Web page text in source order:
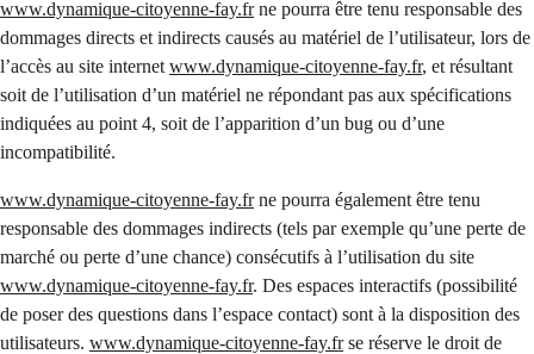
www.dynamique-citoyenne-fay.frne pourra être tenu responsable des
dommages directs et indirects causés au matériel de l’utilisateur, lors de
l’accès au site internet www.dynamique-citoyenne-fay.fr, et résultant
soit de l’utilisation d’un matériel ne répondant pas aux spécifications
indiquées au point 4, soit de l’apparition d’un bug ou d’une
incompatibilité.
www.dynamique-citoyenne-fay.frne pourra également être tenu
responsable des dommages indirects (tels par exemple qu’une perte de
marché ou perte d’une chance) consécutifs à l’utilisation du site
www.dynamique-citoyenne-fay.fr. Des espaces interactifs (possibilité
de poser des questions dans l’espace contact) sont à la disposition des
utilisateurs. www.dynamique-citoyenne-fay.frse réserve le droit de